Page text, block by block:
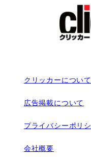
クリッカーについて
広告掲載について
プライバシーポリ
会社概要